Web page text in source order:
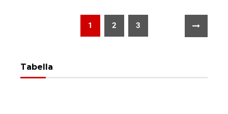
1 2 3
Tabella